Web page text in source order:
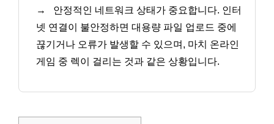
→
안정적인 네트워크 상태가 중요합니다. 인터
넷 연결이 불안정하면 대용량 파일 업로드 중에
끊기거나 오류가 발생할 수 있으며, 마치 온라인
게임 중 렉이 걸리는 것과 같은 상황입니다.